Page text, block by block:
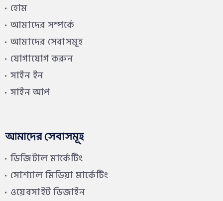
হোম
আমাদের সম্পর্কে
আমাদের সেবাসমূহ
যোগাযোগ করুন
সাইন ইন
সাইন আপ
আমাদের সেবাসমূহ
ডিজিটাল মার্কেটিং
সোশ্যাল মিডিয়া মার্কেটিং
ওয়েবসাইট ডিজাইন